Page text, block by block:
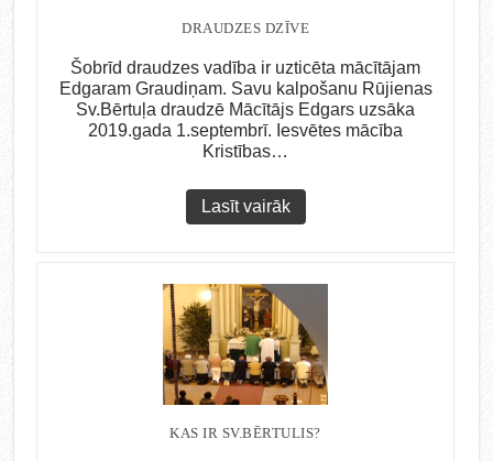
DRAUDZES DZĪVE
Šobrīd draudzes vadība ir uzticēta mācītājam
Edgaram Graudiņam. Savu kalpošanu Rūjienas
Sv.Bērtuļa draudzē Mācītājs Edgars uzsāka
2019.gada 1.septembrī. Iesvētes mācība
Kristības…
Lasīt vairāk
KAS IR SV.BĒRTULIS?